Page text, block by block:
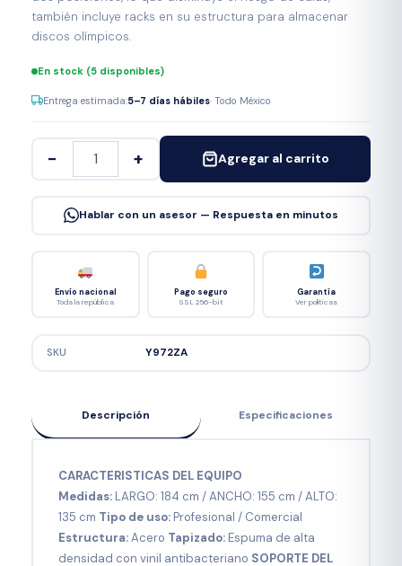
también incluye racks en su estructura para almacenar
discos olímpicos.
En stock (5 disponibles)
Entrega estimada:5–7 días hábiles· Todo México
− + Agregar al carrito
Hablar con un asesor — Respuesta en minutos
Envío nacional
Toda la república
Pago seguro
SSL 256-bit
Garantía
Ver políticas
SKU Y972ZA
Descripción Especificaciones
CARACTERISTICAS DEL EQUIPO
Medidas: LARGO: 184 cm / ANCHO: 155 cm / ALTO:
135 cm Tipo de uso:Profesional / Comercial
Estructura:Acero Tapizado:Espuma de alta
densidad con vinil antibacteriano SOPORTE DEL